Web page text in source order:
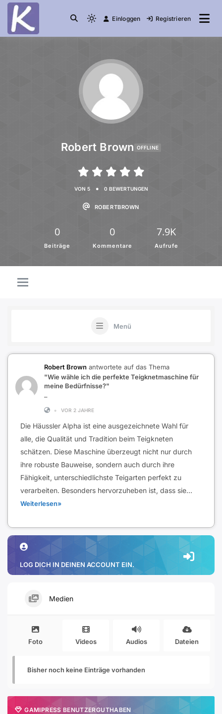
die Community Einloggen Registrieren
Robert Brown OFFLINE
VON 5 • 0 BEWERTUNGEN
ROBERTBROWN
0
Beiträge
0
Kommentare
7.9K
Aufrufe
Menü
Robert Brown antwortete auf das Thema
"Wie wähle ich die perfekte Teigknetmaschine für
meine Bedürfnisse?"
–
•
VOR 2 JAHRE
Die Häussler Alpha ist eine ausgezeichnete Wahl für
alle, die Qualität und Tradition beim Teigkneten
schätzen. Diese Maschine überzeugt nicht nur durch
ihre robuste Bauweise, sondern auch durch ihre
Fähigkeit, unterschiedlichste Teigarten perfekt zu
verarbeiten. Besonders hervorzuheben ist, dass sie…
Weiterlesen»
LOG DICH IN DEINEN ACCOUNT EIN.
Medien
Foto Videos Audios Dateien
Bisher noch keine Einträge vorhanden
GAMIPRESS BENUTZERGUTHABEN